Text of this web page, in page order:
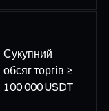
Сукупний
обсяг торгів ≥
100 000 USDT